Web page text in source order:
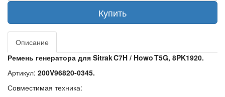
Купить
Описание
Ремень генератора для Sitrak C7H / Howo T5G, 8PK1920.
Артикул: 200V96820‑0345.
Совместимая техника: